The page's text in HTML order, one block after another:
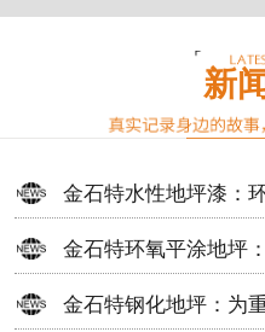
新
金石特水性地坪漆：
案
金石特环氧平涂地坪
选择
金石特钢化地坪：为